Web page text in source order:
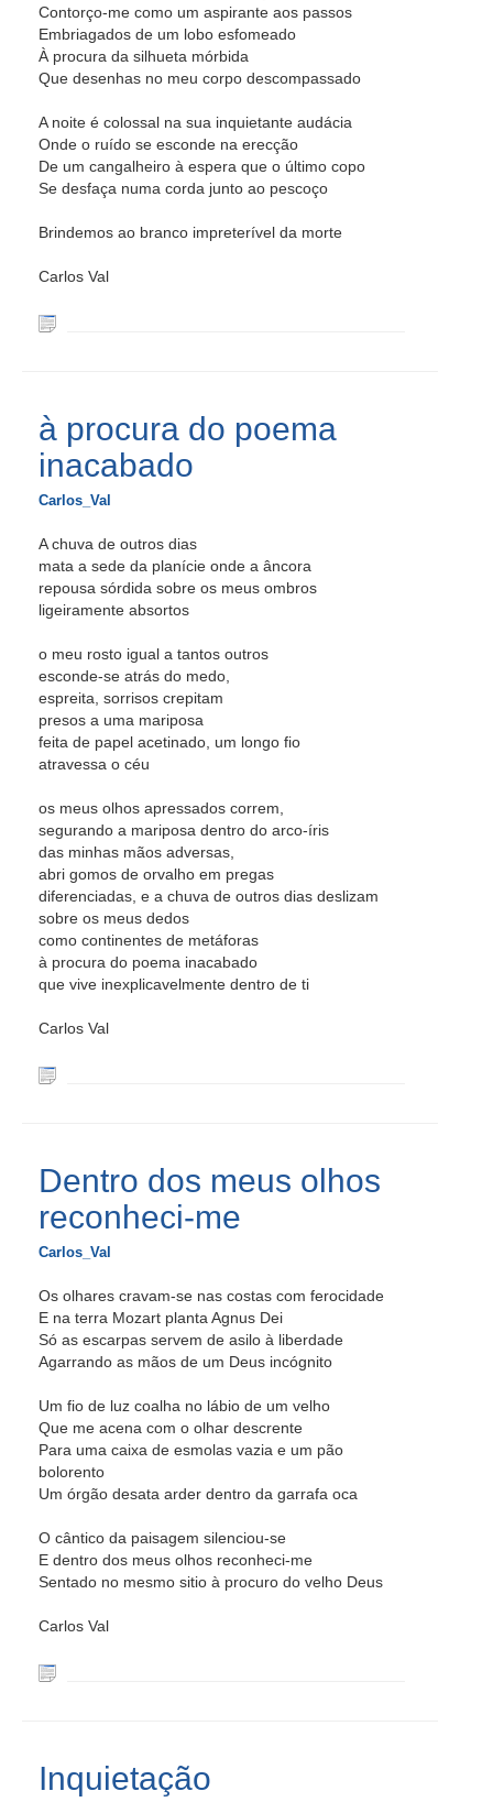
Contorço-me como um aspirante aos passos
Embriagados de um lobo esfomeado
À procura da silhueta mórbida
Que desenhas no meu corpo descompassado
A noite é colossal na sua inquietante audácia
Onde o ruído se esconde na erecção
De um cangalheiro à espera que o último copo
Se desfaça numa corda junto ao pescoço
Brindemos ao branco impreterível da morte
Carlos Val
à procura do poema
inacabado
Carlos_Val
A chuva de outros dias
mata a sede da planície onde a âncora
repousa sórdida sobre os meus ombros
ligeiramente absortos
o meu rosto igual a tantos outros
esconde-se atrás do medo,
espreita, sorrisos crepitam
presos a uma mariposa
feita de papel acetinado, um longo fio
atravessa o céu
os meus olhos apressados correm,
segurando a mariposa dentro do arco-íris
das minhas mãos adversas,
abri gomos de orvalho em pregas
diferenciadas, e a chuva de outros dias deslizam
sobre os meus dedos
como continentes de metáforas
à procura do poema inacabado
que vive inexplicavelmente dentro de ti
Carlos Val
Dentro dos meus olhos
reconheci-me
Carlos_Val
Os olhares cravam-se nas costas com ferocidade
E na terra Mozart planta Agnus Dei
Só as escarpas servem de asilo à liberdade
Agarrando as mãos de um Deus incógnito
Um fio de luz coalha no lábio de um velho
Que me acena com o olhar descrente
Para uma caixa de esmolas vazia e um pão
bolorento
Um órgão desata arder dentro da garrafa oca
O cântico da paisagem silenciou-se
E dentro dos meus olhos reconheci-me
Sentado no mesmo sitio à procuro do velho Deus
Carlos Val
Inquietação